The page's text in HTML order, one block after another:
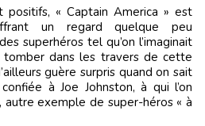
positifs, « Captain America » est
un regard quelque peu
superhéros tel qu’on l’imaginait
tomber dans les travers de cette
guère surpris quand on sait
à Joe Johnston, à qui l’on
autre exemple de super-héros « à